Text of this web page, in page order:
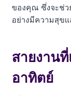
ของคุณ ซึ่งจะช่ว
อย่างมีความสุข
สายงาน
อาทิตย์